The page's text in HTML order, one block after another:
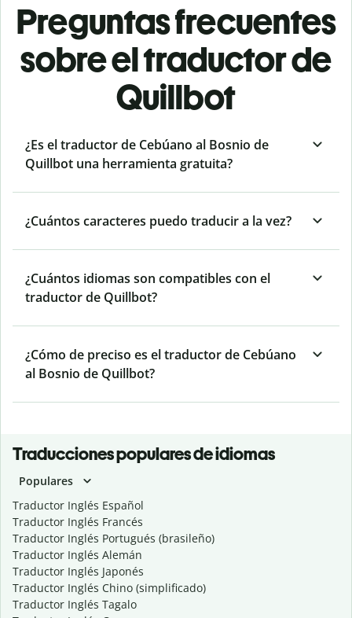
Preguntas frecuentes
sobre el traductor de
Quillbot
¿Es el traductor de Cebúano al Bosnio de
Quillbot una herramienta gratuita?
¿Cuántos caracteres puedo traducir a la vez?
¿Cuántos idiomas son compatibles con el
traductor de Quillbot?
¿Cómo de preciso es el traductor de Cebúano
al Bosnio de Quillbot?
Traducciones populares de idiomas
Populares
Traductor Inglés Español
Traductor Inglés Francés
Traductor Inglés Portugués (brasileño)
Traductor Inglés Alemán
Traductor Inglés Japonés
Traductor Inglés Chino (simplificado)
Traductor Inglés Tagalo